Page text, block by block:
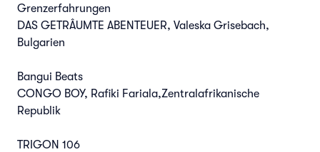
Grenzerfahrungen
DAS GETRÂUMTE ABENTEUER, Valeska Grisebach,
Bulgarien
Bangui Beats
CONGO BOY, Rafiki Fariala,Zentralafrikanische
Republik
TRIGON 106